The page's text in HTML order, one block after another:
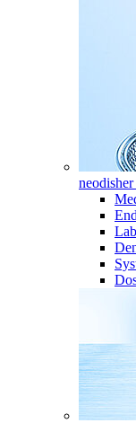
neodisher